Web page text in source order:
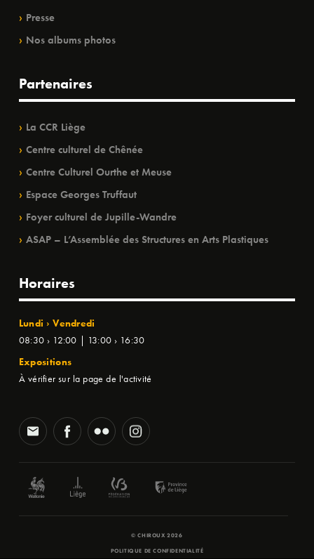
Presse
Nos albums photos
Partenaires
La CCR Liège
Centre culturel de Chênée
Centre Culturel Ourthe et Meuse
Espace Georges Truffaut
Foyer culturel de Jupille-Wandre
ASAP – L’Assemblée des Structures en Arts Plastiques
Horaires
Lundi › Vendredi
08:30 › 12:00 | 13:00 › 16:30
Expositions
À vérifier sur la page de l'activité
© CHIROUX 2026
POLITIQUE DE CONFIDENTIALITÉ